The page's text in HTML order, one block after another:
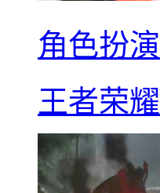
角色扮演
王者荣